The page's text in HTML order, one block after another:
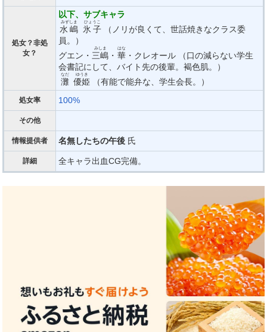
処女？非処
女？
以下、サブキャラ
水嶋
みずしま
氷子
ひょうこ
（ノリが良くて、世話焼きなクラス委
員。）
グエン・ 三嶋
みしま
・ 華
はな
・クレオール （口の減らない学生
会書記にして、バイト先の後輩。褐色肌。）
灘
なだ
優姫
ゆうき
（有能で能弁な、学生会長。）
処女率 100%
その他
情報提供者 名無したちの午後 氏
詳細 全キャラ出血CG完備。